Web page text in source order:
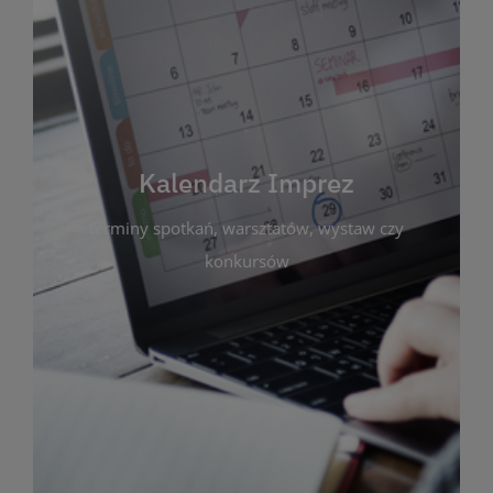
Kalendarz Imprez
terminy spotkań, warsztatów, wystaw czy
konkursów
Kalendarz Imprez
Zakładka ta gromadzi wszystkie planowane
wydarzenia kulturalne i edukacyjne organizowane
przez bibliotekę. Możesz tu sprawdzić terminy
spotkań, warsztatów, wystaw czy konkursów.
Dzięki przejrzystemu kalendarzowi łatwo
zaplanujesz udział w interesujących Cię
wydarzeniach. Aktualizujemy harmonogram na
bieżąco, by zawsze był zgodny z planem pracy
biblioteki. Zapraszamy do śledzenia i uczestnictwa
w życiu kulturalnym miasta!
WIĘCEJ